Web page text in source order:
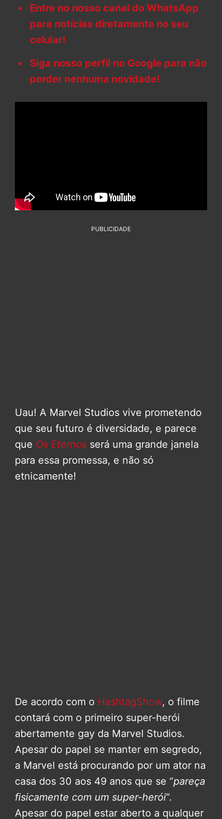
Entre no nosso canal do WhatsApp
para notícias diretamente no seu
celular!
Siga nosso perfil no Google para não
perder nenhuma novidade!
PUBLICIDADE
Uau! A Marvel Studios vive prometendo
que seu futuro é diversidade, e parece
que Os Eternos será uma grande janela
para essa promessa, e não só
etnicamente!
De acordo com o HashtagShow, o filme
contará com o primeiro super-herói
abertamente gay da Marvel Studios.
Apesar do papel se manter em segredo,
a Marvel está procurando por um ator na
casa dos 30 aos 49 anos que se “pareça
fisicamente com um super-herói“.
Apesar do papel estar aberto a qualquer